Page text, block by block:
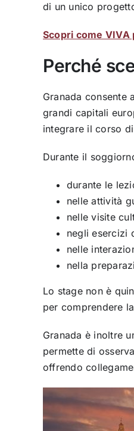
di un unico
Scopri come
Perché
Granada consente
grandi capitali
integrare il corso
Durante il
durante le
nelle attività
nelle visite
negli esercizi
nelle
nella
Lo stage non è
per comprendere
Granada è inoltre
permette di
offrendo